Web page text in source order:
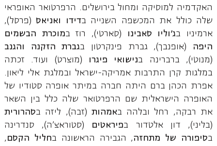
האקדמיה למוסיקה ומחול בירושלים. הרפרטואר האופראי
שלה כולל את המכשפה השנייה בדידו ואניאס (פרסל),
ארמיניו בג'וליו סאבינו (סארטי), רוז במוכרת הבשמים
היפה (אופנבך), גברת פינקרטון בגברת הזקנה והגנב
(מנוטי), ברברינה בנישואי פיגרו (מוצרט) ועוד. זכתה
במלגות קרן התרבות אמריקה-ישראל ובמלגת אלי ליאון.
אפרת הכהן ברם היתה חברה במיתר אופרה סטודיו של
האופרה הישראלית שם הרפרטואר שלה כלל בין השאר
את רבקה, רחל ובלהה באמהות (זבה), ליזה בסהרורית
(בליני), דון אלטדור בפיראטים (סטוראצ'ה), סנדרינה
בסיפורה של מתחזה, הגבירה הראשונה בחליל הקסם ,